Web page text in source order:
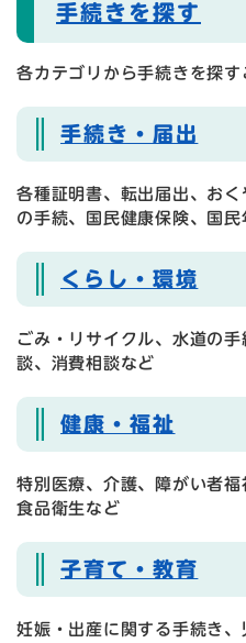
手続きを探す
各カテゴリから手続きを探す
手続き・届出
各種証明書、転出届出、お
の手続、国民健康保険、国
くらし・環境
ごみ・リサイクル、水道の
談、消費相談など
健康・福祉
特別医療、介護、障がい者福
食品衛生など
子育て・教育​
妊娠・出産に関する手続き